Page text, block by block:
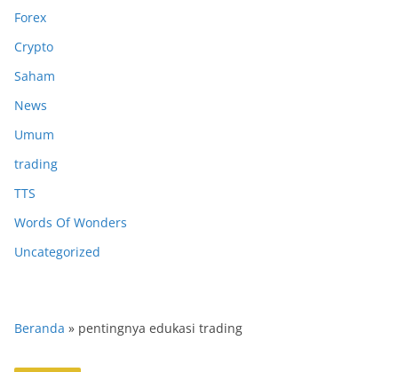
Forex
Crypto
Saham
News
Umum
trading
TTS
Words Of Wonders
Uncategorized
Beranda » pentingnya edukasi trading